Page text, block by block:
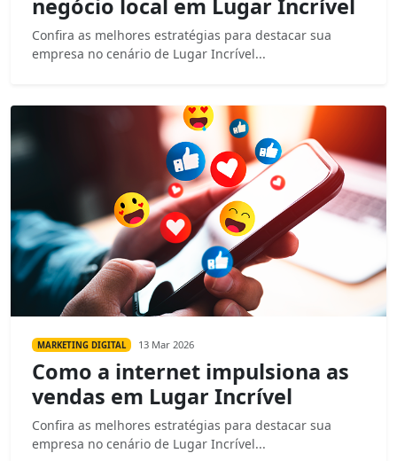
negócio local em Lugar Incrível
Confira as melhores estratégias para destacar sua
empresa no cenário de Lugar Incrível...
MARKETING DIGITAL 13 Mar 2026
Como a internet impulsiona as
vendas em Lugar Incrível
Confira as melhores estratégias para destacar sua
empresa no cenário de Lugar Incrível...